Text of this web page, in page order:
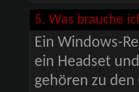
5. Was brauche
Ein Windows-
ein Headset
gehören zu